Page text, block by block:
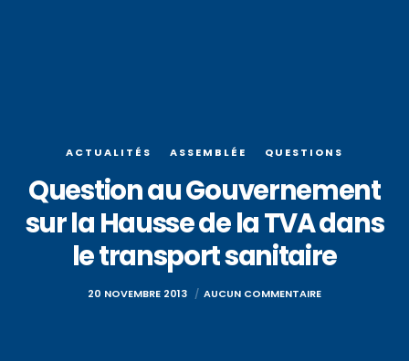
ACTUALITÉS ASSEMBLÉE QUESTIONS
Question au Gouvernement
sur la Hausse de la TVA dans
le transport sanitaire
20 NOVEMBRE 2013 AUCUN COMMENTAIRE